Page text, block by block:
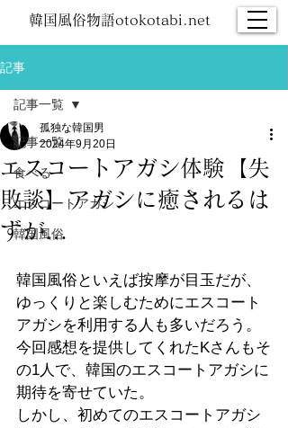
韓国風俗物語otokotabi.net
記事
記事一覧
食べる
エスコートアガシ
韓国風俗
記事一覧
エスコートアガシ体験【失
敗談】アガシに癒されるは
ずが…
孤独な韓国男
2024年9月20日
韓国風俗といえば按摩が目玉だが、
ゆっくりと楽しむためにエスコート
アガシを利用する人も多いだろう。
今回感想を提供してくれたKさんもそ
の1人で、韓国のエスコートアガシに
期待を寄せていた。
しかし、初めてのエスコートアガシ